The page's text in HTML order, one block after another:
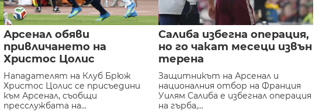
Арсенал обяви
привличането на
Христос Цолис
Нападателят на Клуб Брюж
Христос Цолис се присъедини
към Арсенал, съобщи
пресслужбата на...
Салиба избегна операция,
но го чакат месеци извън
терена
Защитникът на Арсенал и
националния отбор на Франция
Уилям Салиба е избегнал операция
на гърба,...